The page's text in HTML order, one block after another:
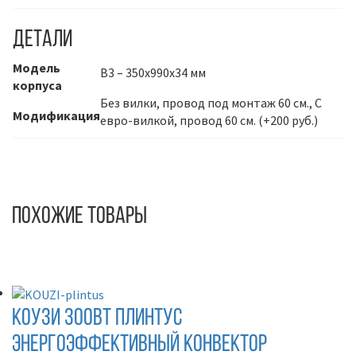
Детали
Модель
корпуса
В3 – 350х990х34 мм
Модификация
Без вилки, провод под монтаж 60 см., С
евро-вилкой, провод 60 см. (+200 руб.)
Похожие товары
КОУЗИ 300Вт ПЛИНТУС
Энергоэффективный конвектор